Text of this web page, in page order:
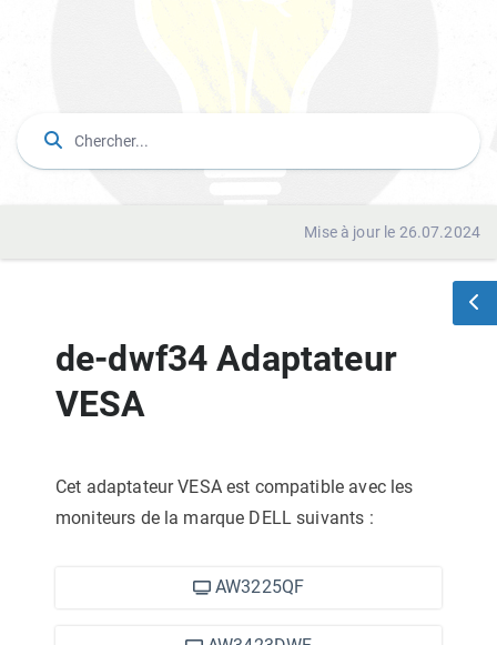
Mise à jour le 26.07.2024
de-dwf34 Adaptateur
VESA
Cet adaptateur VESA est compatible avec les
moniteurs de la marque DELL suivants :
AW3225QF